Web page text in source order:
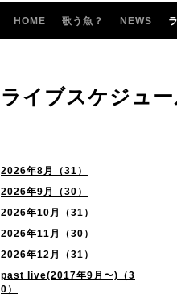
HOME 歌う魚？ NEWS
2026年8月（31）
2026年9月（30）
2026年10月（31）
2026年11月（30）
2026年12月（31）
past live(2017年9月〜)（3
0）
ライブスケジュ